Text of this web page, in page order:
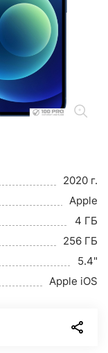
2020 г.
Apple
4 ГБ
256 ГБ
5.4"
Apple iOS